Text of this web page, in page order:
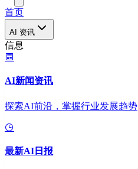
首页
AI 资讯
信息
AI新闻资讯
探索AI前沿，掌握行业发展趋势
最新AI日报